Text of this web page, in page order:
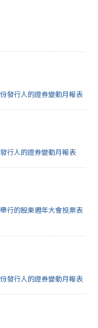
發行人的證券變動月報表
行人的證券變動月報表
行的股東週年大會投票表
發行人的證券變動月報表